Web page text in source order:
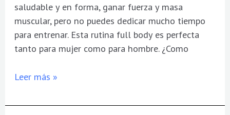
saludable y en forma, ganar fuerza y masa
muscular, pero no puedes dedicar mucho tiempo
para entrenar. Esta rutina full body es perfecta
tanto para mujer como para hombre. ¿Como
Leer más »